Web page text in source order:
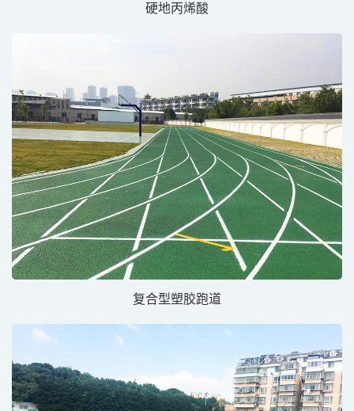
硬地丙烯酸
复合型塑胶跑道